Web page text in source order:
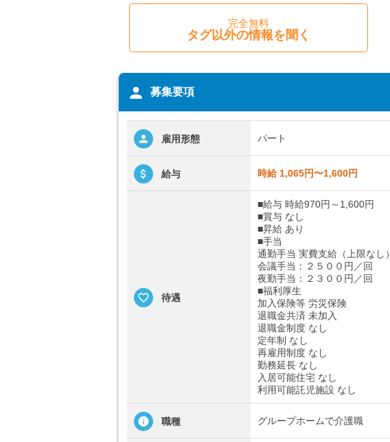
完全無料
タグ以外の情報を聞く
person 募集要項
雇用形態 パート
給与 時給 1,065円〜1,600円
待遇
■給与 時給970円～1,600円
■賞与 なし
■昇給 あり
■手当
通勤手当 実費支給（上限なし）
会議手当：２５００円／回
夜勤手当：２３００円／回
■福利厚生
加入保険等 労災保険
退職金共済 未加入
退職金制度 なし
定年制 なし
再雇用制度 なし
勤務延長 なし
入居可能住宅 なし
利用可能託児施設 なし
職種 グループホームで介護職